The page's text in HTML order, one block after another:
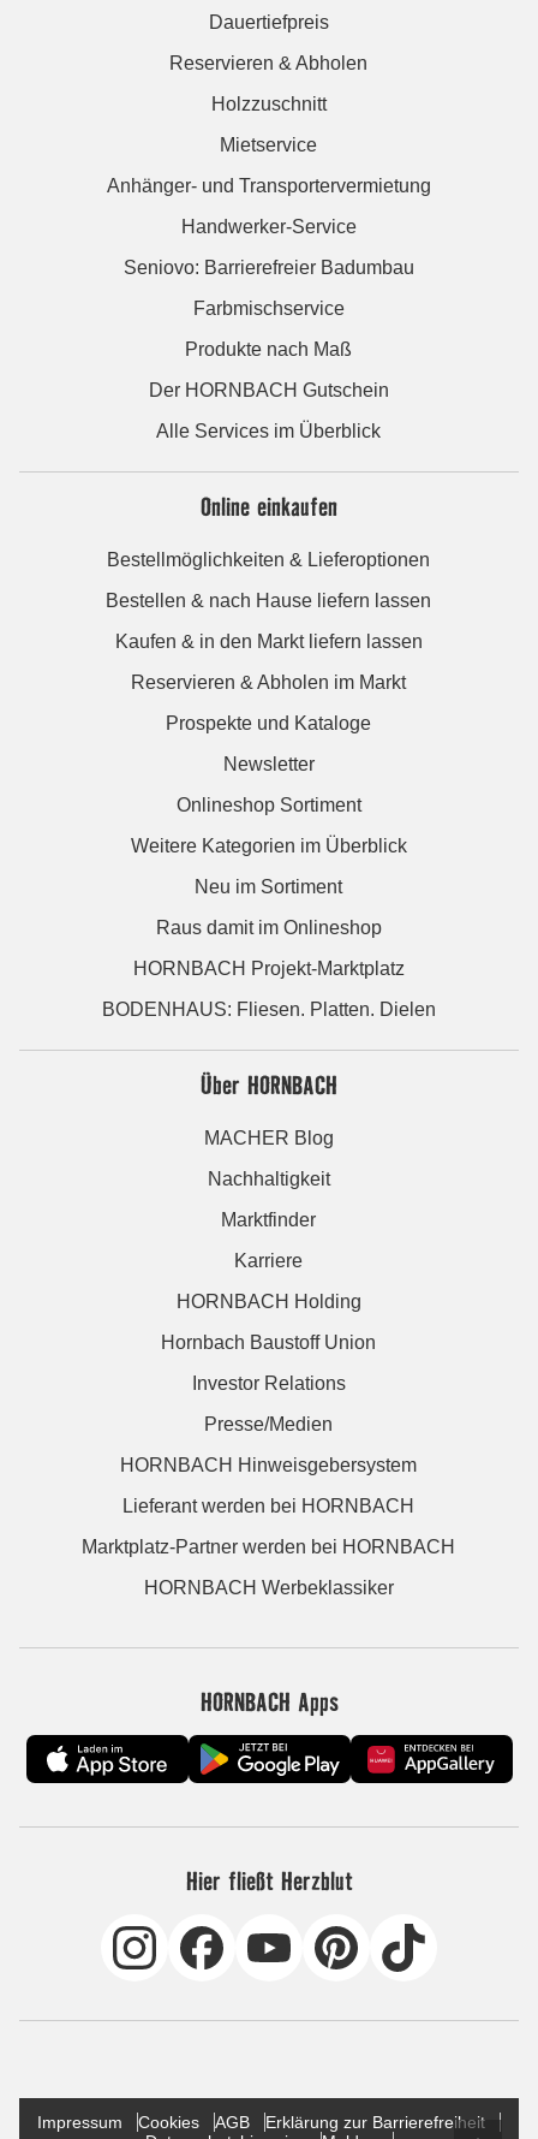
Dauertiefpreis
Reservieren & Abholen
Holzzuschnitt
Mietservice
Anhänger- und Transportervermietung
Handwerker-Service
Seniovo: Barrierefreier Badumbau
Farbmischservice
Produkte nach Maß
Der HORNBACH Gutschein
Alle Services im Überblick
Online einkaufen
Bestellmöglichkeiten & Lieferoptionen
Bestellen & nach Hause liefern lassen
Kaufen & in den Markt liefern lassen
Reservieren & Abholen im Markt
Prospekte und Kataloge
Newsletter
Onlineshop Sortiment
Weitere Kategorien im Überblick
Neu im Sortiment
Raus damit im Onlineshop
HORNBACH Projekt-Marktplatz
BODENHAUS: Fliesen. Platten. Dielen
Über HORNBACH
MACHER Blog
Nachhaltigkeit
Marktfinder
Karriere
HORNBACH Holding
Hornbach Baustoff Union
Investor Relations
Presse/Medien
HORNBACH Hinweisgebersystem
Lieferant werden bei HORNBACH
Marktplatz-Partner werden bei HORNBACH
HORNBACH Werbeklassiker
HORNBACH Apps
Hier fließt Herzblut
Impressum Cookies AGB
Erklärung zur Barrierefreiheit